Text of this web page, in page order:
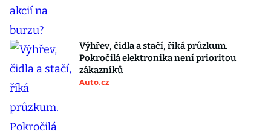
Výhřev, čidla a stačí, říká průzkum.
Pokročilá elektronika není prioritou
zákazníků
Auto.cz